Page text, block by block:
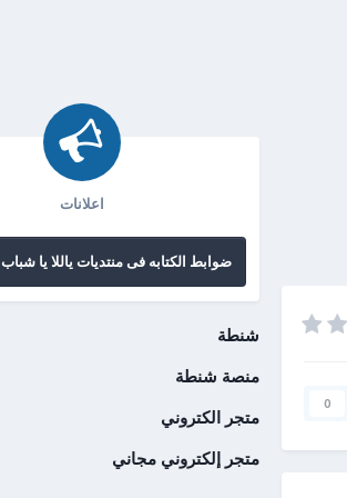
0
اعلانات
ضوابط الكتابه فى منتديات ياللا يا شباب
شنطة
منصة شنطة
متجر الكتروني
متجر إلكتروني مجاني